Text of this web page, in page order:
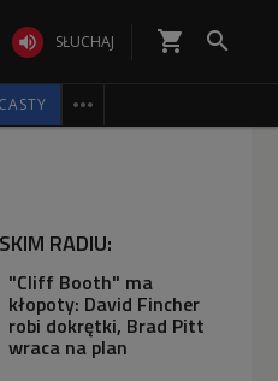
 SŁUCHAJ shopping_cart 

RADIU:
"Cliff Booth" ma
kłopoty: David Fincher
robi dokrętki, Brad Pitt
wraca na plan